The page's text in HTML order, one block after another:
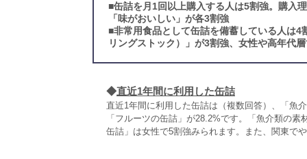
■缶詰を月1回以上購入する人は5割強。購入
「味がおいしい」が各3割強
■非常用食品として缶詰を備蓄している人は
リングストック）」が3割強、女性や高年代
◆直近1年間に利用した缶詰
直近1年間に利用した缶詰は（複数回答）、「魚
「フルーツの缶詰」が28.2%です。「魚介類の
缶詰」は女性で5割強みられます。また、関東で